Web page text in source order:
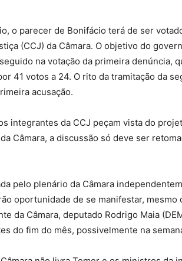
o parecer de Bonifácio terá de ser
(CCJ) da Câmara. O objetivo do
na votação da primeira denúncia,
41 votos a 24. O rito da tramitação da
acusação.
integrantes da CCJ peçam vista do
Câmara, a discussão só deve ser
pelo plenário da Câmara
oportunidade de se manifestar, mesmo
da Câmara, deputado Rodrigo Maia
do fim do mês, possivelmente na